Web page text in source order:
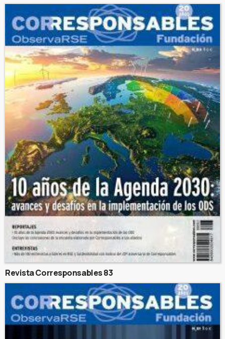
Revista Corresponsables 83